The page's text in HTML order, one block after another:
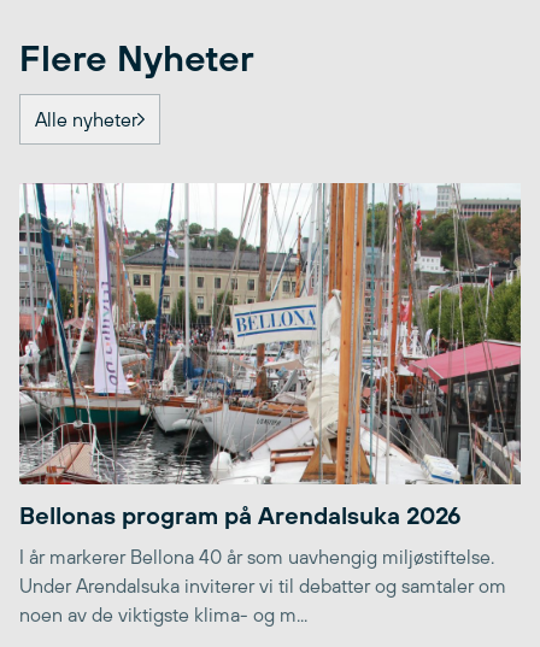
Flere Nyheter
Alle nyheter
Bellonas program på Arendalsuka 2026
I år markerer Bellona 40 år som uavhengig miljøstiftelse.
Under Arendalsuka inviterer vi til debatter og samtaler om
noen av de viktigste klima- og m...